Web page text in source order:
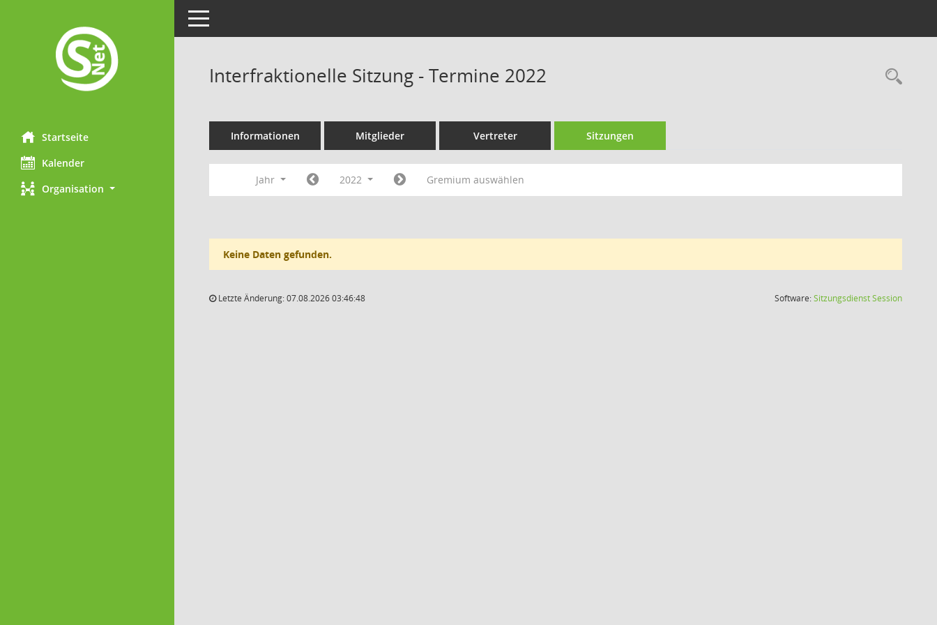
Startseite
Kalender
Organisation
Toggle navigation
Interfraktionelle Sitzung - Termine 2022
Informationen Mitglieder Vertreter Sitzungen
Jahr 2022 Gremium auswählen
Keine Daten gefunden.
Letzte Änderung: 07.08.2026 03:46:48 Software:SitzungsdienstSession(Wird in